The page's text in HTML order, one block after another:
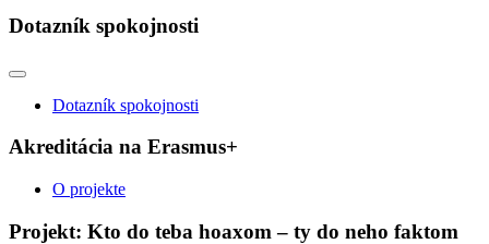
Dotazník spokojnosti
Dotazník spokojnosti
Akreditácia na Erasmus+
O projekte
Projekt: Kto do teba hoaxom – ty do neho faktom